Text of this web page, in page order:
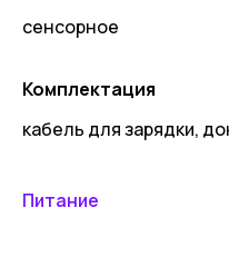
сенсорное
Комплектация
кабель для зарядки,
Питание